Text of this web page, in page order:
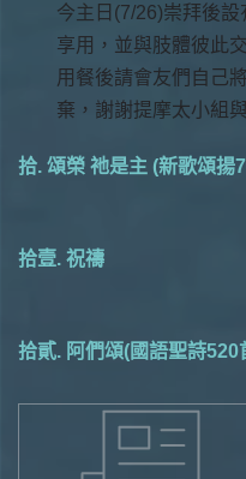
今主日(7/26)崇拜後
享用，並與肢體彼此
用餐後請會友們自己
棄，謝謝提摩太小組
拾. 頌榮 祂是主 (新歌頌揚
拾壹. 祝禱
拾貳. 阿們頌(國語聖詩520